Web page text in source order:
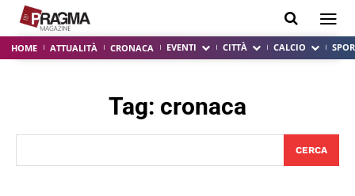
HOME ATTUALITÀ CRONACA EVENTI CITTÀ CALCIO
Tag: cronaca
CERCA